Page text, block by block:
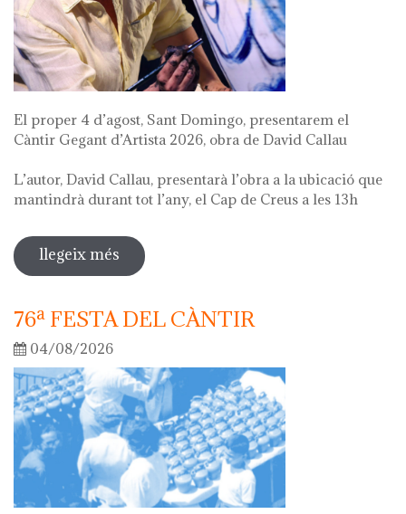
El proper 4 d’agost, Sant Domingo, presentarem el
Càntir Gegant d’Artista 2026, obra de David Callau
L’autor, David Callau, presentarà l’obra a la ubicació que
mantindrà durant tot l’any, el Cap de Creus a les 13h
llegeix més sobre presentació càntir gegant
d'artista
76ª FESTA DEL CÀNTIR
04/08/2026